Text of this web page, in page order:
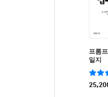
프롬
일지